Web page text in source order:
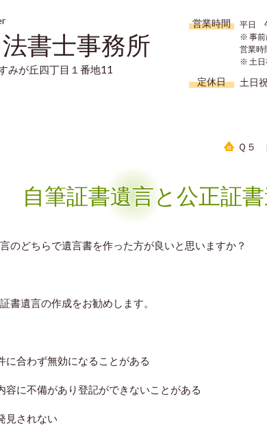
書士事務所
みが丘四丁目１番地11
営業時間
平日
※ 事前
営業時
※ 土日
定休日 土日
Ｑ５
自筆証書遺言と公正証
のどちらで遺言書を作った方が良いと思いますか？
書遺言の作成をお勧めします。
合わず無効になることがある
に不備があり登記ができないことがある
見されない